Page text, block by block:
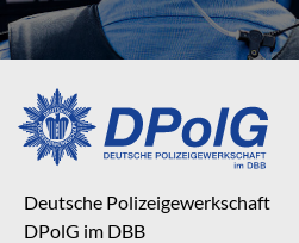
Deutsche Polizeigewerkschaft
DPolG im DBB